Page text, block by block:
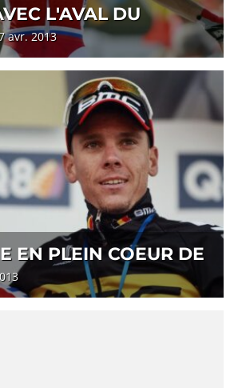
L'AVAL DU
avr. 2013
EN PLEIN COEUR DE